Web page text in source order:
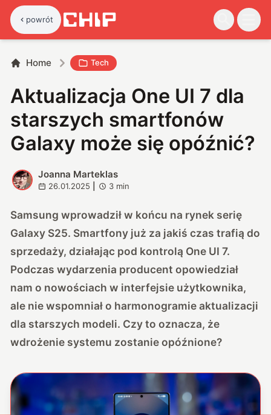
powrót
Home Tech
Aktualizacja One UI 7 dla
starszych smartfonów
Galaxy może się opóźnić?
J
Joanna Marteklas
26.01.2025 3 min
Samsung wprowadził w końcu na rynek serię
Galaxy S25. Smartfony już za jakiś czas trafią do
sprzedaży, działając pod kontrolą One UI 7.
Podczas wydarzenia producent opowiedział
nam o nowościach w interfejsie użytkownika,
ale nie wspomniał o harmonogramie aktualizacji
dla starszych modeli. Czy to oznacza, że
wdrożenie systemu zostanie opóźnione?